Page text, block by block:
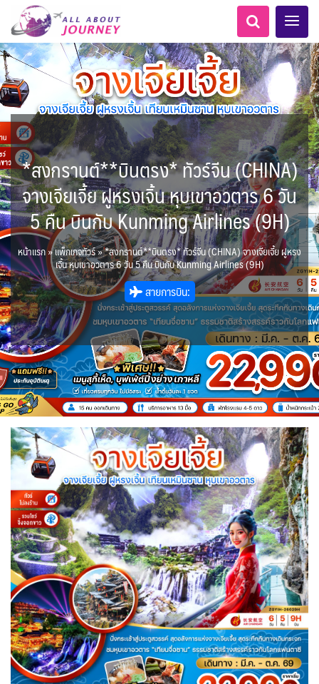
เอเชียกลาง 6 LKA ศรีลังกา 0
AFG อัฟกานิสถาน 0
LKA ศรีลังกา + BGD บังคลา
ศ
0
BTN ภูฏาน 2
BRN บรูไน 0
KHM กัมพูชา 0 จีน 283
HKG ฮ่องกง - มาเก๊า 10 IND อินเดีย 21
IDN อินโดนีเซีย 3 IRN อิหร่าน 0
IRQ อิรัก 0 ISR อิสราเอล 0
JPN ญี่ปุ่น 70 JOR จอร์แดน 4
KAZ คาซัคสถาน 19 KORS เกาหลีใต้ 2
KGZ คีร์กีซสถาน 4 LAO ลาว 0
LBN เลบานอน 0 MYS มาเลเซีย 0
MDV มัลดีฟส์ 0 MNG มองโกเลีย 2
MMR เมียนมาร์ 5 NPL เนปาล
OMN โอมาน 0 PAK ปากีสถาน 8
PHL ฟิลิปปินส์ 1 SAU ซาอุดิอาระเบีย 1
SGP สิงคโปร์ 4
SYR ซีเรีย 0 TWN ไต้หวัน 10
TJK ทาจิกิสถาน 1 TKM เติร์กเมนิสถาน 1
ARE ดูไบ, UAE 0 UZB อุซเบกิสถาน
ตะวันออกกลาง 0 YEM เยเมน 0
VNM เวียดนาม 35
จอร์แดน - อียิปต์ 4
แอลเบเนีย - Albania 0 Balkan บอลข่าน 1
สวิตเซอร์แลนด์ เยอรมนี
ฝรั่งเศส
1
MNE มอนเตเนโกร 1 ล่าแสงเหนือ-ใต้ 11
Baltic บอลติก 4 ยุโรปตะวันออก 12
ยุโรปราคาถูก 1
ออสเตรีย - Austria 3 AZE อาเซอร์ไบจาน 2
BIH บอสเนีย & เฮอร์เซโกวีนา
1
BLR เบลารุส 0
BEL เบลเยี่ยม 0
HRV โครเอเชีย 3 CYP ไซปรัส 0
CZE เช็ก 0
DNK เดนมาร์ก 2 FIN ฟินแลนด์ 3
FRA ฝรั่งเศส 1 FRO หมู่เกาะแฟโร 2
GEO จอร์เจีย 10
DEU เยอรมนี 3 GRL กรีนแลนด์ 3
GRC กรีซ 1
ISL ไอซ์แลนด์ 4 ITA อิตาลี 9
MLT มอลต้า 1 MDA มอลโดวา 0
NLD เนเธอร์แลนด์ 0 NOR นอร์เวย์ 3
POL โปแลนด์ 3 PRT โปรตุเกส 3
RUS รัสเซีย 3 สแกนดิเนเวีย 7
ESP สเปน 4
SVN สโลวิเนีย 2 CHE สวิตเซอร์แลนด์ 8
TUR ตุรเคีย 13 UK อังกฤษ+สหราชอาณาจักร
อเมริกาใต้ 8 อเมริกากลาง 1
ARG อาร์เจนตินา 3
CAN แคนาดา 3 CUB คิวบา 0
CHL ชิลี 3
ECU เอกวาดอร์ 0 PER เปรู 2
USA สหรัฐอเมริกา 6 บราซิล เปรู 3
เม็กซิโก คิวบา 1 อเมริกา แคนาดา 1
ทัวร์ ล่องเรือสำราญยุโรป 5 ทัวร์ ล่องเรือสำราญอลาสก้า
ทัวร์ ล่องเรือสำราญอเมริกา
1
ทัวร์ ล่องเรือสำราญเอเชีย 0
ทัวร์ ล่องเรือสำราญประเท
ศอื่นๆ
4
ไมโครนีเซีย - Micronesia 1 ขั้วโลกใต้ 2
ขั้วโลกเหนือ 2 นิวซีแลนด์ - New Zealand
11
เกาะโบราโบร่า - Bora Bora
0
ตูนีเซีย - Tunisia 1
แอฟริกาใต้ - South Africa
3
โมร็อคโค - Morocco 6 แทนซาเนีย - Tanzania 2
เคนย่า - Kenya 2 นามิเบีย - Namibia 1
แอลจีเรีย - Algeria 0
ออสเตรเลีย - Australia 18 ทัวร์ อันซีน ประเทศแปลก 31
ลิเบีย - Libya 1 บราซิล - Brazil 0
เอธิโอเปีย - Ethiopia 0 อียิปต์ - Egypt 11
ล่องเรือดินเนอร์ วันวาเลนไทน์
22
ล่องเรือดินเนอร์วันลอยกระทง
21
ล่องเรือดินเนอร์วันปีใหม่ 22 เรือรอบกลางวัน กทม. 2
ล่องเรือดินเนอร์แม่น้ำ
าพระยา
34
ล่องเรือโปรแกรมอยุธยา 9
ล่องเรือ รอบ Sunset 14
ล่องเรือเหมาลำ / เหมาชั้น /
อยอร์ช / Speed Boat ส่วนตัวทั่ว
ะเทศ
255
เรือยอร์ช / Speed Boat ฯลฯ
บ Join ทั่วประเทศ
72
ตั๋วสวนสนุก 0 บุฟเฟต์โรงแรม/ร้านอาหาร 2
บุฟเฟต์ใบหยก 7 ไทยบัสฟู้ดทัวร์ 1
ตั๋วเรือ Hop-on Hop-off 0
โปรแกรมทัวร์ทั่วไทย 0 แต่งชุดไทยถ่ายรูปวัดอรุณฯ
1
พิเศษ! ล่องเรือเทศกาลชมพลุ
ยา
1
ห้องพักราคาพิเศษ 3
ข่าวที่น่าสนใจ
ความรู้ทั่วไป
สถานที่ท่องเที่ยว
*สงกรานต์**บินตรง* ทัวร์จีน (CHINA)
จางเจียเจี้ย ฝูหรงเจิ้น หุบเขาอวตาร 6 วัน
5 คืน บินกับ Kunming Airlines (9H)
หน้าแรก»แพ็กเกจทัวร์»*สงกรานต์**บินตรง* ทัวร์จีน (CHINA) จางเจียเจี้ย ฝูหรง
เจิ้น หุบเขาอวตาร 6 วัน 5 คืน บินกับ Kunming Airlines (9H)
สายการบิน: